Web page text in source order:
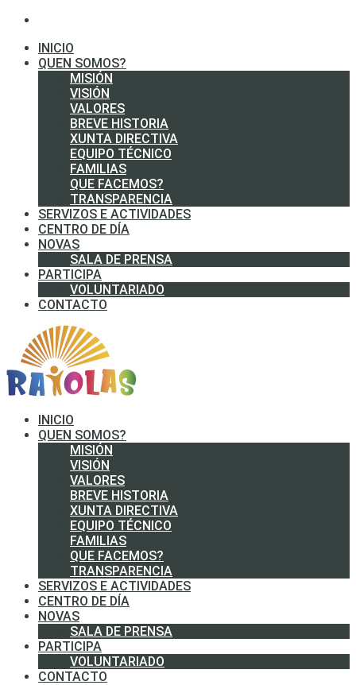
INICIO
QUEN SOMOS?
MISIÓN
VISIÓN
VALORES
BREVE HISTORIA
XUNTA DIRECTIVA
EQUIPO TÉCNICO
FAMILIAS
QUE FACEMOS?
TRANSPARENCIA
SERVIZOS E ACTIVIDADES
CENTRO DE DÍA
NOVAS
SALA DE PRENSA
PARTICIPA
VOLUNTARIADO
CONTACTO
INICIO
QUEN SOMOS?
MISIÓN
VISIÓN
VALORES
BREVE HISTORIA
XUNTA DIRECTIVA
EQUIPO TÉCNICO
FAMILIAS
QUE FACEMOS?
TRANSPARENCIA
SERVIZOS E ACTIVIDADES
CENTRO DE DÍA
NOVAS
SALA DE PRENSA
PARTICIPA
VOLUNTARIADO
CONTACTO